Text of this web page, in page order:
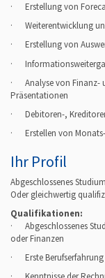
· Erstellung von
· Weiterentwicklung
· Erstellung von
·
· Analyse von Finanz-
Präsentationen
· Debitoren-,
· Erstellen von Monats-
Ihr Profil
Abgeschlossenes
Oder gleichwertig
Qualifikationen:
· Abgeschlossenes
oder Finanzen
· Erste